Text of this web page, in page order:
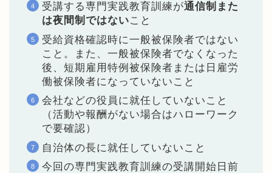
受講する専門実践教育訓練が通信制また
は夜間制ではないこと
受給資格確認時に一般被保険者ではない
こと。また、一般被保険者でなくなった
後、短期雇用特例被保険者または日雇労
働被保険者になっていないこと
会社などの役員に就任していないこと
（活動や報酬がない場合はハローワーク
で要確認）
自治体の長に就任していないこと
今回の専門実践教育訓練の受講開始日前